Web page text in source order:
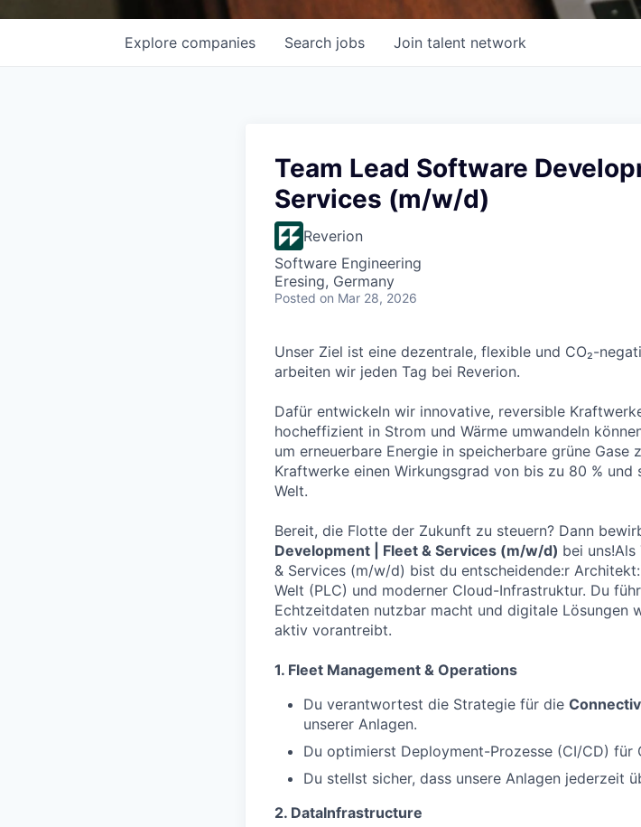
Search jobs
Explore companies Join talent network
Team Lead Software
Services (m/w/d)
Reverion
Software Engineering
Eresing, Germany
Posted on Mar 28, 2026
Unser Ziel ist eine dezentrale, flexible und CO₂-
arbeiten wir jeden Tag bei Reverion.
Dafür entwickeln wir innovative, reversible
hocheffizient in Strom und Wärme umwandeln
um erneuerbare Energie in speicherbare grüne
Kraftwerke einen Wirkungsgrad von bis zu 80 %
Welt.
Bereit, die Flotte der Zukunft zu steuern? Dann
Development | Fleet & Services (m/w/d) bei
& Services (m/w/d) bist du entscheidende:r
Welt (PLC) und moderner Cloud-Infrastruktur. Du
Echtzeitdaten nutzbar macht und digitale Lösungen
aktiv vorantreibt.
1. Fleet Management & Operations
Du verantwortest die Strategie für die
unserer Anlagen.
Du optimierst Deployment-Prozesse (CI/CD) für
Du stellst sicher, dass unsere Anlagen jederzeit
2. DataInfrastructure